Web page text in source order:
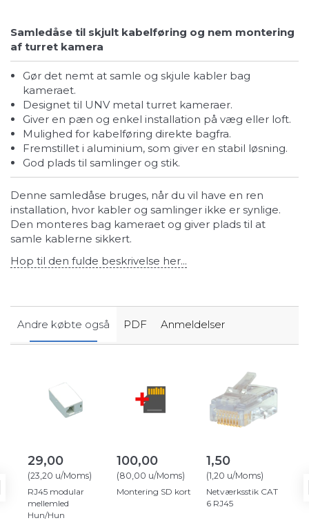
Samledåse til skjult kabelføring og nem montering
af turret kamera
Gør det nemt at samle og skjule kabler bag
kameraet.
Designet til UNV metal turret kameraer.
Giver en pæn og enkel installation på væg eller loft.
Mulighed for kabelføring direkte bagfra.
Fremstillet i aluminium, som giver en stabil løsning.
God plads til samlinger og stik.
Denne samledåse bruges, når du vil have en ren
installation, hvor kabler og samlinger ikke er synlige.
Den monteres bag kameraet og giver plads til at
samle kablerne sikkert.
Hop til den fulde beskrivelse her...
Andre købte også PDF Anmeldelser
29,00
(23,20 u/Moms)
RJ45 modular
mellemled
Hun/Hun
100,00
(80,00 u/Moms)
Montering SD kort
1,50
(1,20 u/Moms)
Netværksstik CAT
6 RJ45